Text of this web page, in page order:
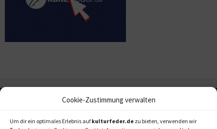
Cookie-Zustimmung verwalten
Um dir ein optimales Erlebnis aufkulturfeder.de zu bieten, verwenden wir